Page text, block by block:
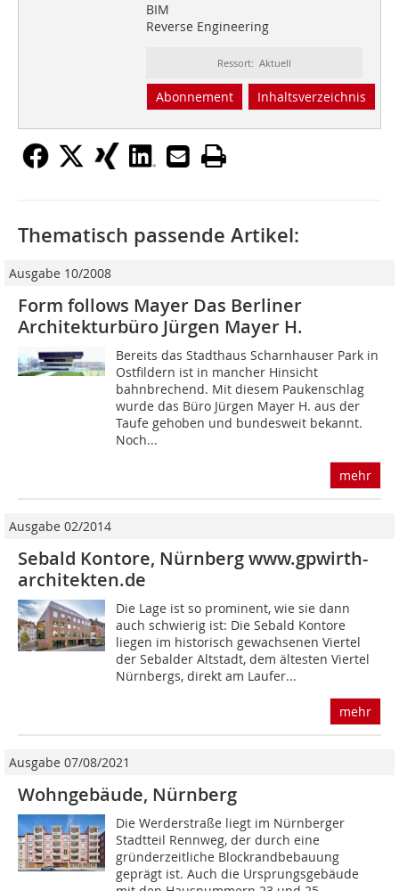
BIM
Reverse Engineering
Ressort: Aktuell
Abonnement Inhaltsverzeichnis
Thematisch passende Artikel:
Ausgabe 10/2008
Form follows Mayer Das Berliner
Architekturbüro Jürgen Mayer H.
Bereits das Stadthaus Scharnhauser Park in
Ostfildern ist in mancher Hinsicht
bahnbrechend. Mit diesem Paukenschlag
wurde das Büro Jürgen Mayer H. aus der
Taufe gehoben und bundesweit bekannt.
Noch...
mehr
Ausgabe 02/2014
Sebald Kontore, Nürnberg www.gpwirth-
architekten.de
Die Lage ist so prominent, wie sie dann
auch schwierig ist: Die Sebald Kontore
liegen im historisch gewachsenen Viertel
der Sebalder Altstadt, dem ältesten Viertel
Nürnbergs, direkt am Laufer...
mehr
Ausgabe 07/08/2021
Wohngebäude, Nürnberg
Die Werderstraße liegt im Nürnberger
Stadtteil Rennweg, der durch eine
gründerzeitliche Blockrandbebauung
geprägt ist. Auch die Ursprungsgebäude